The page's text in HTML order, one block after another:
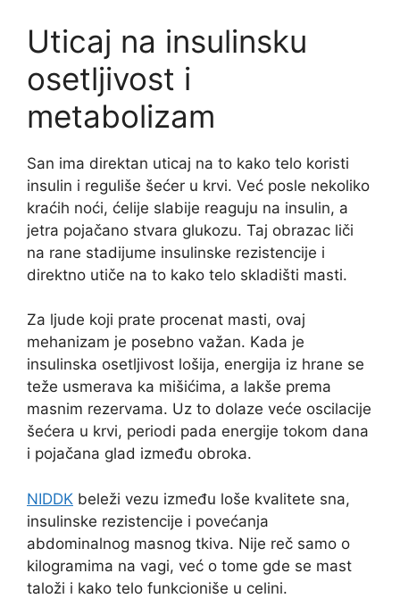
Uticaj na insulinsku
osetljivost i
metabolizam
San ima direktan uticaj na to kako telo koristi
insulin i reguliše šećer u krvi. Već posle nekoliko
kraćih noći, ćelije slabije reaguju na insulin, a
jetra pojačano stvara glukozu. Taj obrazac liči
na rane stadijume insulinske rezistencije i
direktno utiče na to kako telo skladišti masti.
Za ljude koji prate procenat masti, ovaj
mehanizam je posebno važan. Kada je
insulinska osetljivost lošija, energija iz hrane se
teže usmerava ka mišićima, a lakše prema
masnim rezervama. Uz to dolaze veće oscilacije
šećera u krvi, periodi pada energije tokom dana
i pojačana glad između obroka.
NIDDK beleži vezu između loše kvalitete sna,
insulinske rezistencije i povećanja
abdominalnog masnog tkiva. Nije reč samo o
kilogramima na vagi, već o tome gde se mast
taloži i kako telo funkcioniše u celini.